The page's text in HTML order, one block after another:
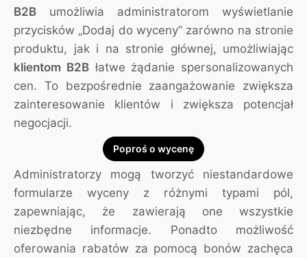
B2B umożliwia administratorom wyświetlanie
przycisków „Dodaj do wyceny” zarówno na stronie
produktu, jak i na stronie głównej, umożliwiając
klientom B2Błatwe żądanie spersonalizowanych
cen. To bezpośrednie zaangażowanie zwiększa
zainteresowanie klientów i zwiększa potencjał
negocjacji.
Poproś o wycenę
Administratorzy mogą tworzyć niestandardowe
formularze wyceny z różnymi typami pól,
zapewniając, że zawierają one wszystkie
niezbędne informacje. Ponadto możliwość
oferowania rabatów za pomocą bonów zachęca